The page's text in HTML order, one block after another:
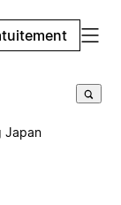
Japan